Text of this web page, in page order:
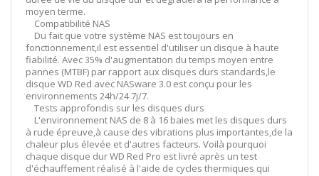
moyen terme.
Compatibilité NAS
Du fait que votre système NAS est toujours en
fonctionnement,il est essentiel d'utiliser un disque à haute
fiabilité. Avec 35% d'augmentation du temps moyen entre
pannes (MTBF) par rapport aux disques durs standards,le
disque WD Red avec NASware 3.0 est conçu pour les
environnements 24h/24 7j/7.
Tests approfondis sur les disques durs
L'environnement NAS de 8 à 16 baies met les disques durs
à rude épreuve,à cause des vibrations plus importantes,de la
chaleur plus élevée et d'autres facteurs. Voilà pourquoi
chaque disque dur WD Red Pro est livré après un test
d'échauffement réalisé à l'aide de cycles thermiques qui